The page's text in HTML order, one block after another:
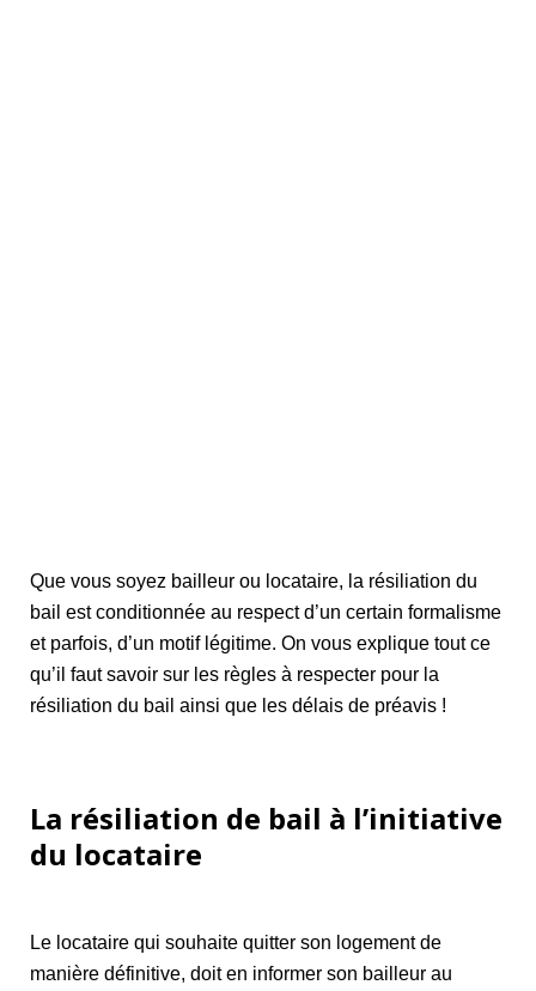
Que vous soyez bailleur ou locataire, la résiliation du
bail est conditionnée au respect d’un certain formalisme
et parfois, d’un motif légitime. On vous explique tout ce
qu’il faut savoir sur les règles à respecter pour la
résiliation du bail ainsi que les délais de préavis !
La résiliation de bail à l’initiative
du locataire
Le locataire qui souhaite quitter son logement de
manière définitive, doit en informer son bailleur au